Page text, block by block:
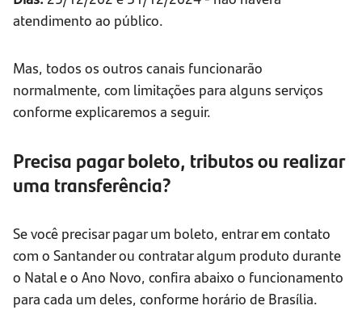
atendimento ao público.
Mas, todos os outros canais funcionarão
normalmente, com limitações para alguns serviços
conforme explicaremos a seguir.
Precisa pagar boleto, tributos ou realizar
uma transferência?
Se você precisar pagar um boleto, entrar em contato
com o Santander ou contratar algum produto durante
o Natal e o Ano Novo, confira abaixo o funcionamento
para cada um deles, conforme horário de Brasília.